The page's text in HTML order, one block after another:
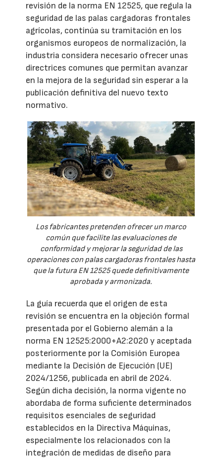
revisión de la norma EN 12525, que regula la
seguridad de las palas cargadoras frontales
agrícolas, continúa su tramitación en los
organismos europeos de normalización, la
industria considera necesario ofrecer unas
directrices comunes que permitan avanzar
en la mejora de la seguridad sin esperar a la
publicación definitiva del nuevo texto
normativo.
Los fabricantes pretenden ofrecer un marco
común que facilite las evaluaciones de
conformidad y mejorar la seguridad de las
operaciones con palas cargadoras frontales hasta
que la futura EN 12525 quede definitivamente
aprobada y armonizada.
La guía recuerda que el origen de esta
revisión se encuentra en la objeción formal
presentada por el Gobierno alemán a la
norma EN 12525:2000+A2:2020 y aceptada
posteriormente por la Comisión Europea
mediante la Decisión de Ejecución (UE)
2024/1256, publicada en abril de 2024.
Según dicha decisión, la norma vigente no
abordaba de forma suficiente determinados
requisitos esenciales de seguridad
establecidos en la Directiva Máquinas,
especialmente los relacionados con la
integración de medidas de diseño para